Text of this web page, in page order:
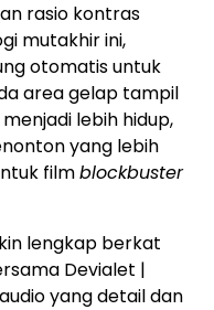
rasio kontras
mutakhir ini,
otomatis untuk
area gelap tampil
lebih hidup,
yang lebih
filmblockbuster
lengkap berkat
Devialet |
yang detail dan